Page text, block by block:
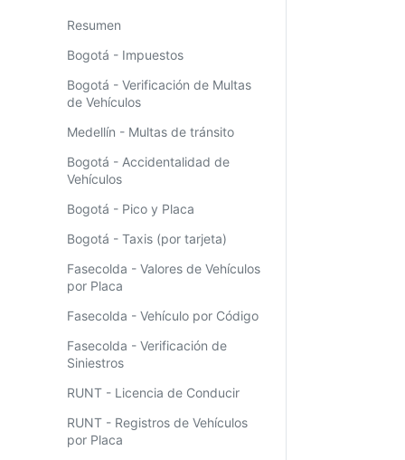
Resumen
Bogotá - Impuestos
Bogotá - Verificación de Multas
de Vehículos
Medellín - Multas de tránsito
Bogotá - Accidentalidad de
Vehículos
Bogotá - Pico y Placa
Bogotá - Taxis (por tarjeta)
Fasecolda - Valores de Vehículos
por Placa
Fasecolda - Vehículo por Código
Fasecolda - Verificación de
Siniestros
RUNT - Licencia de Conducir
RUNT - Registros de Vehículos
por Placa